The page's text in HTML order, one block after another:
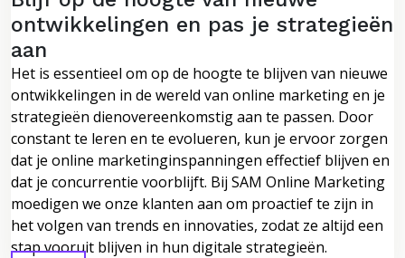
ontwikkelingen en pas je strategieën
aan
Het is essentieel om op de hoogte te blijven van nieuwe
ontwikkelingen in de wereld van online marketing en je
strategieën dienovereenkomstig aan te passen. Door
constant te leren en te evolueren, kun je ervoor zorgen
dat je online marketinginspanningen effectief blijven en
dat je concurrentie voorblijft. Bij SAM Online Marketing
moedigen we onze klanten aan om proactief te zijn in
het volgen van trends en innovaties, zodat ze altijd een
stap vooruit blijven in hun digitale strategieën.